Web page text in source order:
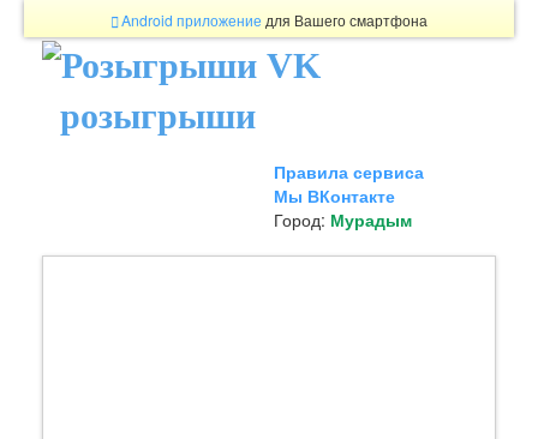
Android приложение для Вашего смартфона
розыгрыши
Правила сервиса
Мы ВКонтакте
Город: Мурадым